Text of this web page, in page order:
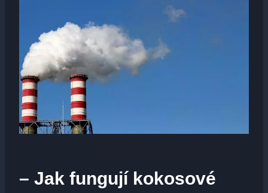
– Jak fungují kokosové